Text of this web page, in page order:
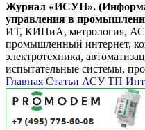
Журнал «ИСУП».
управления в
ИТ, КИПиА, метрология,
промышленный интернет,
электротехника,
испытательные системы,
Главная Статьи АСУ ТП